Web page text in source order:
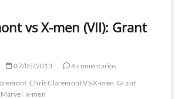
vs X-men (VII): Grant
07/05/2013
4 comentarios
Chris Claremont VS X-men Grant
Marvel x-men